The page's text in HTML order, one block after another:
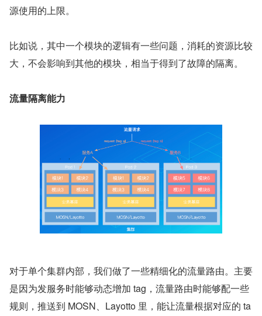
源使用的上限。
比如说，其中一个模块的逻辑有一些问题，消耗的资源比较
大，不会影响到其他的模块，相当于得到了故障的隔离。
流量隔离能力
对于单个集群内部，我们做了一些精细化的流量路由。主要
是因为发服务时能够动态增加 tag，流量路由时能够配一些
规则，推送到 MOSN、Layotto 里，能让流量根据对应的 ta